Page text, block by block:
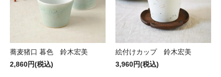
蕎麦猪口 暮色 鈴木宏美
2,860円(税込)
絵付けカップ 鈴木宏美
3,960円(税込)